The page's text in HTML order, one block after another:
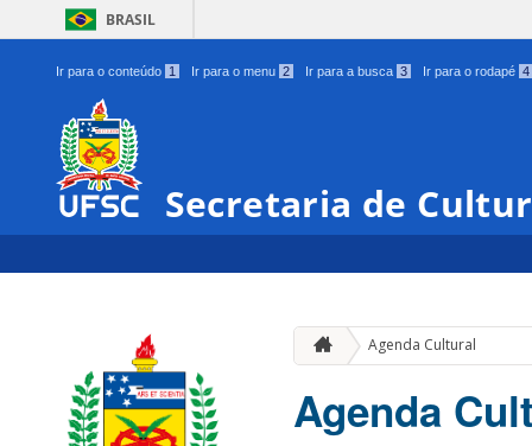
BRASIL
Ir para o conteúdo 1 Ir para o menu 2 Ir para a busca 3 Ir para o rodapé 4
Secretaria de
Agenda Cultural
Agenda